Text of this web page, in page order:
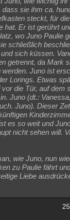
sie ihm ca.
steckt, für
hat. Er ist gerührt
wo Juno Paulie
schließlich
sich küssen.
getrennt, da Mark
werden. Juno ist
Lorings. Etwas
die Tür, auf dem
Juno (dt.:
Juno). Dieser
es so weit und
nicht sehen will.
wie Juno, nun
zu Paulie fährt
Liebe